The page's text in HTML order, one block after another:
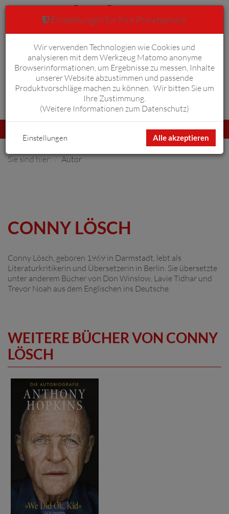
Anmelden Warenkorb 0
umschalten
Sie sind hier: Autor
CONNY LÖSCH
Conny Lösch, geboren 1969 in Darmstadt, lebt als
Literaturkritikerin und Übersetzerin in Berlin. Sie übersetzte
unter anderem Bücher von Don Winslow, Lavie Tidhar und
Trevor Noah aus dem Englischen ins Deutsche.
WEITERE BÜCHER VON CONNY
LÖSCH
Einstellungen für Ihre Privatsphäre
Wir verwenden Technologien wie Cookies und
analysieren mit dem Werkzeug Matomo anonyme
Browserinformationen, um Ergebnisse zu messen, Inhalte
unserer Website abzustimmen und passende
Produktvorschläge machen zu können. Wir bitten Sie um
Ihre Zustimmung.
(Weitere Informationen zum Datenschutz)
Alle akzeptieren
Einstellungen